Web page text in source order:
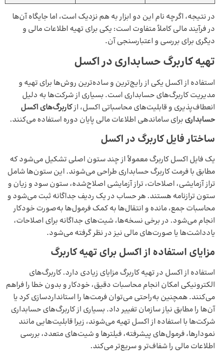
در نتیجه، اگرچه نام این دو ابزار به هم نزدیک است، اما جایگاه آن‌ها
در فرآیند مالی کاملاً متفاوت است: یکی برای تهیه اطلاعات مالی و
دیگری برای بررسی و اعتبارسنجی آن.
تهیه کاربرگ حسابداری در اکسل
استفاده از اکسل یکی از رایج‌ترین و ساده‌ترین روش‌ها برای تهیه و
مدیریت کاربرگ‌های حسابداری است. بسیاری از شرکت‌ها به دلیل
انعطاف‌پذیری و قابلیت‌های محاسباتی اکسل، ازکاربرگ‌های اکسل
حسابداری برای ساماندهی اطلاعات مالی پایان دوره استفاده می‌کنند.
ساختار فایل کاربرگ در اکسل
یک فایل اکسل کاربرگ معمولاً از چند ستون اصلی تشکیل می‌شود که
مطابق با فرمت کاربرگ حسابداری طراحی می‌شوند. این ستون‌ها شامل
تراز آزمایشی، اصلاحات، تراز آزمایشی اصلاح‌شده، ستون سود و زیان و
ستون ترازنامه هستند. هر حساب در یک ردیف جداگانه ثبت می‌شود و
محاسبات جمع، مانده و انتقال‌ها به کمک فرمول‌ها به‌صورت خودکار
انجام می‌شود. در برخی نسخه‌ها، شیت‌های جداگانه برای اصلاحات،
یادداشت‌ها یا صورت‌های مالی نیز در نظر گرفته می‌شود.
مزایای استفاده از اکسل برای تهیه کاربرگ
استفاده از اکسل در تهیه کاربرگ مزایای زیادی دارد. کاربرگ‌های
الکترونیکی امکان انجام محاسبات دقیق، خودکار و بدون خطا را فراهم
می‌کنند. همچنین به‌راحتی می‌توان فرمت‌ها را استانداردسازی کرد یا
آن‌ها را مطابق نیاز سازمان تغییر داد. بسیاری از کاربرگ‌های حسابداری
شرکت‌ها با استفاده از اکسل تهیه می‌شوند، زیرا قابلیت‌هایی مانند
نمودارها، فرمول‌های پیشرفته، فیلترها و شیت‌های متعدد، بررسی
اطلاعات مالی را شفاف‌تر و سریع‌تر می‌کند.